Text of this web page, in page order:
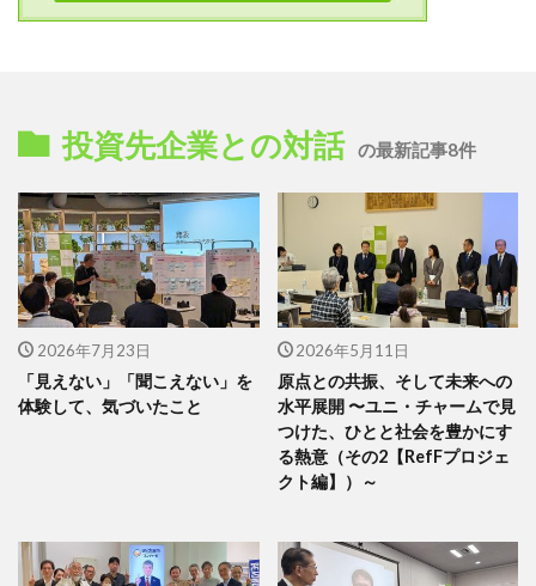
投資先企業との対話 の最新記事8件
2026年7月23日
「見えない」「聞こえない」を
体験して、気づいたこと
2026年5月11日
原点との共振、そして未来への
水平展開 〜ユニ・チャームで見
つけた、ひとと社会を豊かにす
る熱意（その2【RefFプロジェ
クト編】）～